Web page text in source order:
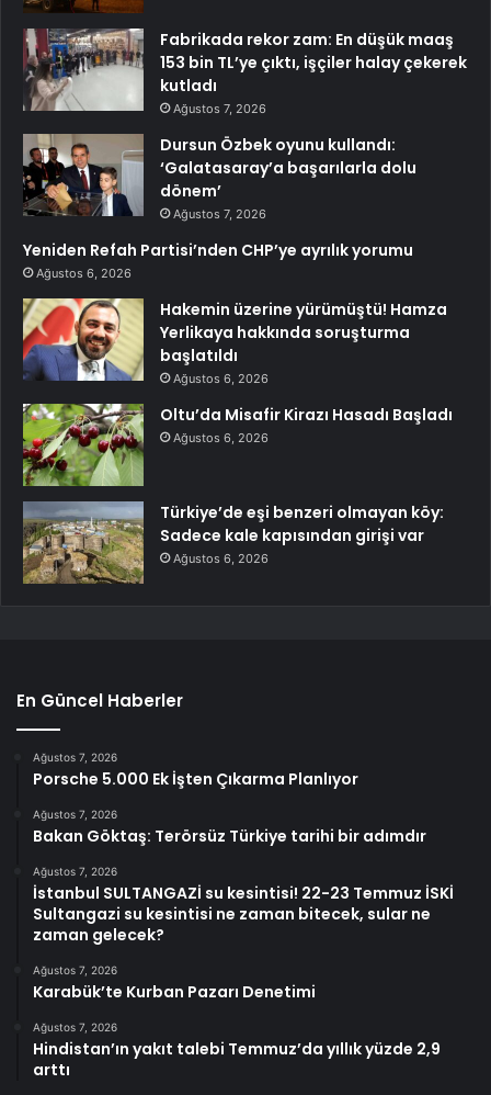
Fabrikada rekor zam: En düşük maaş
153 bin TL’ye çıktı, işçiler halay çekerek
kutladı
Ağustos 7, 2026
Dursun Özbek oyunu kullandı:
‘Galatasaray’a başarılarla dolu
dönem’
Ağustos 7, 2026
Yeniden Refah Partisi’nden CHP’ye ayrılık yorumu
Ağustos 6, 2026
Hakemin üzerine yürümüştü! Hamza
Yerlikaya hakkında soruşturma
başlatıldı
Ağustos 6, 2026
Oltu’da Misafir Kirazı Hasadı Başladı
Ağustos 6, 2026
Türkiye’de eşi benzeri olmayan köy:
Sadece kale kapısından girişi var
Ağustos 6, 2026
En Güncel Haberler
Ağustos 7, 2026
Porsche 5.000 Ek İşten Çıkarma Planlıyor
Ağustos 7, 2026
Bakan Göktaş: Terörsüz Türkiye tarihi bir adımdır
Ağustos 7, 2026
İstanbul SULTANGAZİ su kesintisi! 22-23 Temmuz İSKİ
Sultangazi su kesintisi ne zaman bitecek, sular ne
zaman gelecek?
Ağustos 7, 2026
Karabük’te Kurban Pazarı Denetimi
Ağustos 7, 2026
Hindistan’ın yakıt talebi Temmuz’da yıllık yüzde 2,9
arttı